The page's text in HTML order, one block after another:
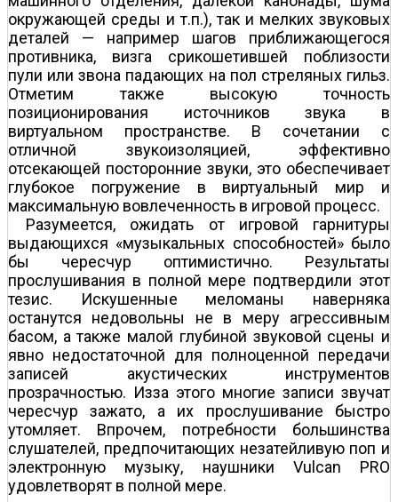
окружающей среды и т.п.), так и мелких звуковых
деталей — например шагов приближающегося
противника, визга срикошетившей поблизости
пули или звона падающих на пол стреляных гильз.
Отметим также высокую точность
позиционирования источников звука в
виртуальном пространстве. В сочетании с
отличной звукоизоляцией, эффективно
отсекающей посторонние звуки, это обеспечивает
глубокое погружение в виртуальный мир и
максимальную вовлеченность в игровой процесс.
Разумеется, ожидать от игровой гарнитуры
выдающихся «музыкальных способностей» было
бы чересчур оптимистично. Результаты
прослушивания в полной мере подтвердили этот
тезис. Искушенные меломаны наверняка
останутся недовольны не в меру агрессивным
басом, а также малой глубиной звуковой сцены и
явно недостаточной для полноценной передачи
записей акустических инструментов
прозрачностью. Из­за этого многие записи звучат
чересчур зажато, а их прослушивание быстро
утомляет. Впрочем, потребности большинства
слушателей, предпочитающих незатейливую поп­ и
электронную музыку, наушники Vulcan PRO
удовлетворят в полной мере.